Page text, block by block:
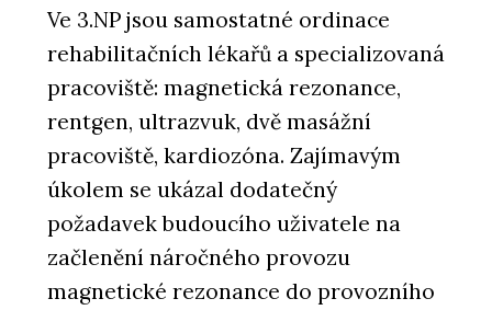
Ve 3.NP jsou samostatné ordinace
rehabilitačních lékařů a specializovaná
pracoviště: magnetická rezonance,
rentgen, ultrazvuk, dvě masážní
pracoviště, kardiozóna. Zajímavým
úkolem se ukázal dodatečný
požadavek budoucího uživatele na
začlenění náročného provozu
magnetické rezonance do provozního